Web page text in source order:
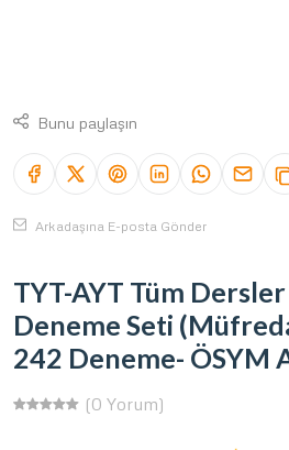
Bunu paylaşın
Arkadaşına E-posta Gönder
TYT-AYT Tüm
Deneme Seti
242 Deneme- ÖSYM
(0 Yorum)